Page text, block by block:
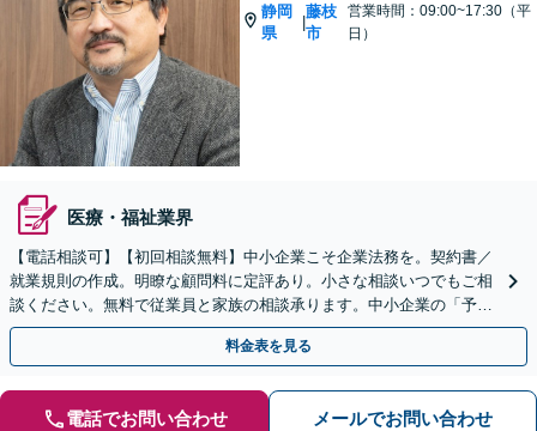
静岡
県
|
藤枝
市
営業時間：09:00~17:30（平
日）
医療・福祉業界
【電話相談可】【初回相談無料】中小企業こそ企業法務を。契約書／
就業規則の作成。明瞭な顧問料に定評あり。小さな相談いつでもご相
談ください。無料で従業員と家族の相談承ります。中小企業の「予防
法務」は法律のプロにおまかせ。
料金表を見る
電話でお問い合わせ メールでお問い合わせ